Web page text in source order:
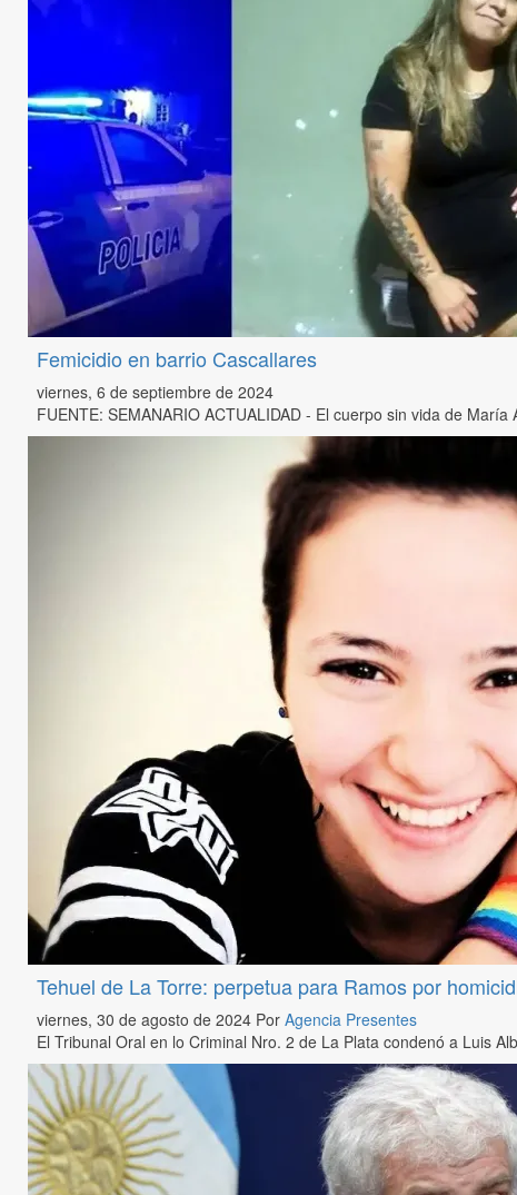
Femicidio en barrio Cascallares
viernes, 6 de septiembre de 2024
FUENTE: SEMANARIO ACTUALIDAD - El cuerpo sin vida de
Tehuel de La Torre: perpetua para Ramos por
viernes, 30 de agosto de 2024 Por Agencia Presentes
El Tribunal Oral en lo Criminal Nro. 2 de La Plata condenó a Luis